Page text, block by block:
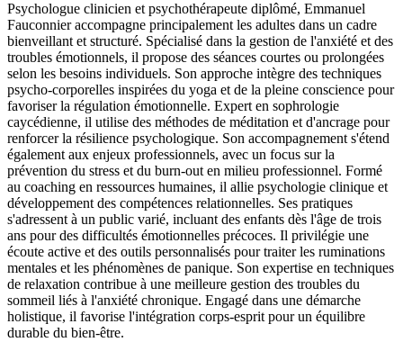
Psychologue clinicien et psychothérapeute diplômé, Emmanuel
Fauconnier accompagne principalement les adultes dans un cadre
bienveillant et structuré. Spécialisé dans la gestion de l'anxiété et des
troubles émotionnels, il propose des séances courtes ou prolongées
selon les besoins individuels. Son approche intègre des techniques
psycho-corporelles inspirées du yoga et de la pleine conscience pour
favoriser la régulation émotionnelle. Expert en sophrologie
caycédienne, il utilise des méthodes de méditation et d'ancrage pour
renforcer la résilience psychologique. Son accompagnement s'étend
également aux enjeux professionnels, avec un focus sur la
prévention du stress et du burn-out en milieu professionnel. Formé
au coaching en ressources humaines, il allie psychologie clinique et
développement des compétences relationnelles. Ses pratiques
s'adressent à un public varié, incluant des enfants dès l'âge de trois
ans pour des difficultés émotionnelles précoces. Il privilégie une
écoute active et des outils personnalisés pour traiter les ruminations
mentales et les phénomènes de panique. Son expertise en techniques
de relaxation contribue à une meilleure gestion des troubles du
sommeil liés à l'anxiété chronique. Engagé dans une démarche
holistique, il favorise l'intégration corps-esprit pour un équilibre
durable du bien-être.